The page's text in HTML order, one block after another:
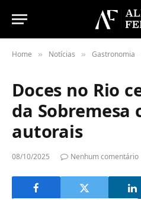
Home » Notícias » Gastronomia
Doces no Rio
da Sobremesa
autorais
08/10/2025 Nenhum comentário